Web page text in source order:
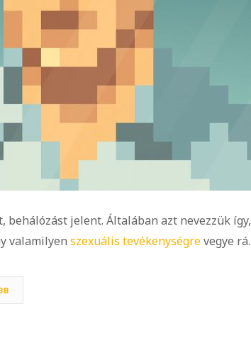
behálózást jelent. Általában azt nevezzük így,
valamilyen szexuális tevékenységrevegye rá.